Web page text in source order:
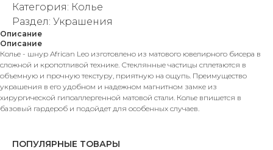
Категория: Колье
Раздел: Украшения
Описание
Описание
Колье - шнур African Leo изготовлено из матового ювелирного бисера в
сложной и кропотливой технике. Стеклянные частицы сплетаются в
объемную и прочную текстуру, приятную на ощупь. Преимущество
украшения в его удобном и надежном магнитном замке из
хирургической гипоаллергенной матовой стали. Колье впишется в
базовый гардероб и подойдет для особенных случаев.
ПОПУЛЯРНЫЕ ТОВАРЫ